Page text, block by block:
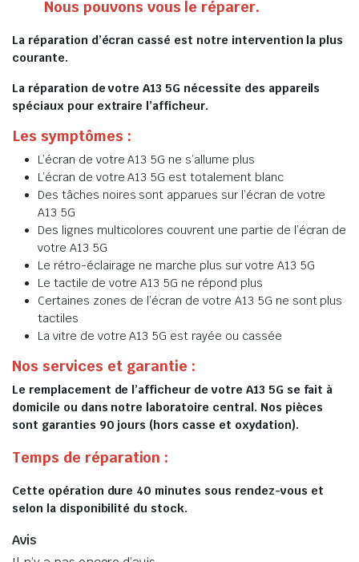
Nous pouvons vous le réparer.
La réparation d’écran cassé est notre intervention la plus
courante.
La réparation de votre A13 5G nécessite des appareils
spéciaux pour extraire l’afficheur.
Les symptômes :
L’écran de votre A13 5G ne s’allume plus
L’écran de votre A13 5G est totalement blanc
Des tâches noires sont apparues sur l’écran de votre
A13 5G
Des lignes multicolores couvrent une partie de l’écran de
votre A13 5G
Le rétro-éclairage ne marche plus sur votre A13 5G
Le tactile de votre A13 5G ne répond plus
Certaines zones de l’écran de votre A13 5G ne sont plus
tactiles
La vitre de votre A13 5G est rayée ou cassée
Nos services et garantie :
Le remplacement de l’afficheur de votre A13 5G se fait à
domicile ou dans notre laboratoire central. Nos pièces
sont garanties 90 jours (hors casse et oxydation).
Temps de réparation :
Cette opération dure 40 minutes sous rendez-vous et
selon la disponibilité du stock.
Avis